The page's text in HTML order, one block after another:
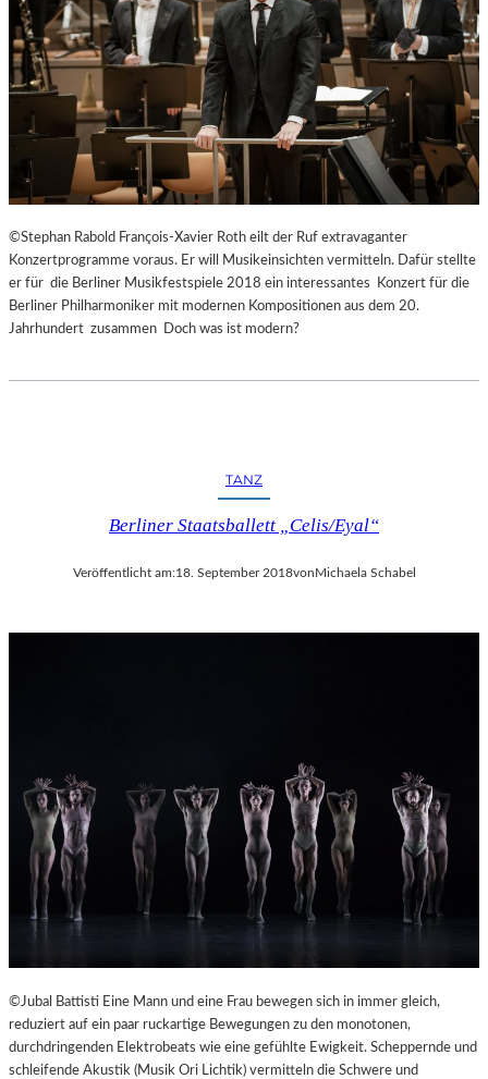
©Stephan Rabold François-Xavier Roth eilt der Ruf extravaganter
Konzertprogramme voraus. Er will Musikeinsichten vermitteln. Dafür stellte
er für die Berliner Musikfestspiele 2018 ein interessantes Konzert für die
Berliner Philharmoniker mit modernen Kompositionen aus dem 20.
Jahrhundert zusammen Doch was ist modern?
TANZ
Berliner Staatsballett „Celis/Eyal“
Veröffentlicht am:18. September 2018von Michaela Schabel
©Jubal Battisti Eine Mann und eine Frau bewegen sich in immer gleich,
reduziert auf ein paar ruckartige Bewegungen zu den monotonen,
durchdringenden Elektrobeats wie eine gefühlte Ewigkeit. Scheppernde und
schleifende Akustik (Musik Ori Lichtik) vermitteln die Schwere und